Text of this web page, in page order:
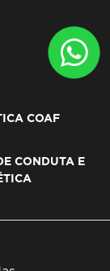
COAF
CONDUTA E